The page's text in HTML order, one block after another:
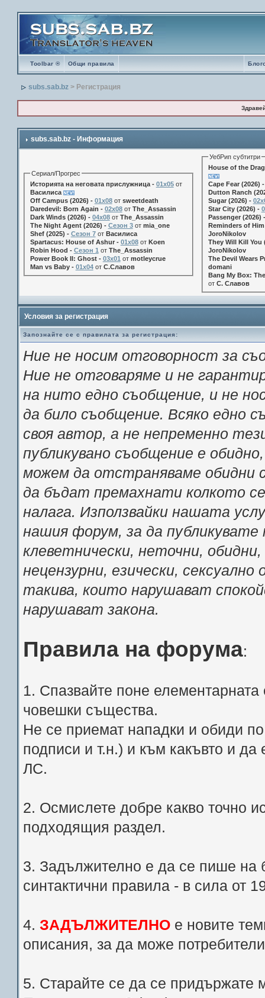
Toolbar ® Общи правила
subs.sab.bz > Регистрация
subs.sab.bz - Информация
Сериал/Прогрес
Историята на неговата прислужница - 01х05от
Василиса
Off Campus (2026) - 01x08от sweetdeath
Daredevil: Born Again - 02x08от The_Assassin
Dark Winds (2026) - 04x08от The_Assassin
The Night Agent (2026) - Сезон 3от mia_one
Shef (2025) - Сезон 7от Василиса
Spartacus: House of Ashur - 01x08от Koen
Robin Hood - Сезон 1 от The_Assassin
Power Book II: Ghost - 03x01 от motleycrue
Man vs Baby - 01x04от С.Славов
УебРип субтитри
House of the
Cape Fear (2026)
Dutton Ranch
Sugar (2026) -
Star City (2026) -
Passenger (2026)
Reminders of
JoroNikolov
They Will Kill You
JoroNikolov
The Devil Wears
domani
Bang My Box:
от С. Славов
Условия за регистрация
Запознайте се с правилата за регистрация:
Ние не носим отговорност за
Ние не отговаряме и не
на нито едно съобщение, и не
да било съобщение. Всяко едно
своя автор, а не непременно
публикувано съобщение е
можем да отстраняваме обидни
да бъдат премахнати колкото
налага. Използвайки нашата
нашия форум, за да
клеветнически, неточни,
нецензурни, езически,
такива, които нарушават
нарушават закона.
Правила на форума:
1. Спазвайте поне
човешки същества.
Не се приемат нападки и обиди
подписи и т.н.) и към какъвто и
ЛС.
2. Осмислете добре какво точно
подходящия раздел.
3. Задължително е да се пише на
синтактични правила - в сила от
4.ЗАДЪЛЖИТЕЛНО е новите
описания, за да може
5. Старайте се да се придържате